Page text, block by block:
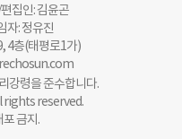
집인: 김윤곤
자: 정유진
4층(태평로1가)
강령을 준수합니다.
rights reserved.
금지.